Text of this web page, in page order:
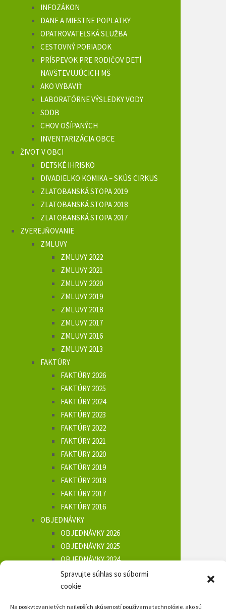
Spravujte súhlas so súbormi
cookie
Na poskytovanie tých najlepších skúseností používame technológie, ako sú
INFOZÁKON
DANE A MIESTNE POPLATKY
OPATROVATEĽSKÁ SLUŽBA
CESTOVNÝ PORIADOK
PRÍSPEVOK PRE RODIČOV DETÍ
NAVŠTEVUJÚCICH MŠ
AKO VYBAVIŤ
LABORATÓRNE VÝSLEDKY VODY
SODB
CHOV OŠÍPANÝCH
INVENTARIZÁCIA OBCE
ŽIVOT V OBCI
DETSKÉ IHRISKO
DIVADIELKO KOMIKA – SKÚS CIRKUS
ZLATOBANSKÁ STOPA 2019
ZLATOBANSKÁ STOPA 2018
ZLATOBANSKÁ STOPA 2017
ZVEREJŇOVANIE
ZMLUVY
ZMLUVY 2022
ZMLUVY 2021
ZMLUVY 2020
ZMLUVY 2019
ZMLUVY 2018
ZMLUVY 2017
ZMLUVY 2016
ZMLUVY 2013
FAKTÚRY
FAKTÚRY 2026
FAKTÚRY 2025
FAKTÚRY 2024
FAKTÚRY 2023
FAKTÚRY 2022
FAKTÚRY 2021
FAKTÚRY 2020
FAKTÚRY 2019
FAKTÚRY 2018
FAKTÚRY 2017
FAKTÚRY 2016
OBJEDNÁVKY
OBJEDNÁVKY 2026
OBJEDNÁVKY 2025
OBJEDNÁVKY 2024
OBJEDNÁVKY 2023
OBJEDNÁVKY 2022